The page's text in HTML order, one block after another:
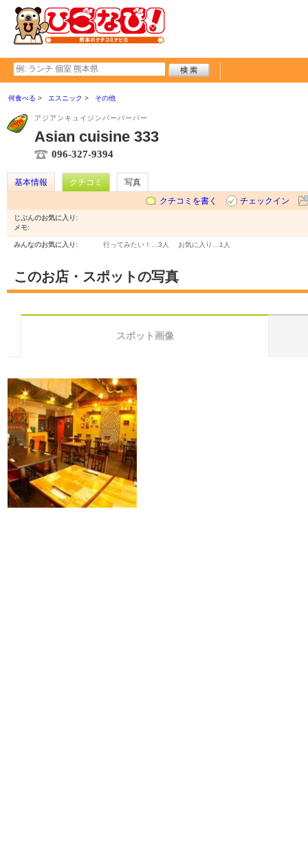
何食べる エスニック その他
アジアンキュイジンバーバーバー
Asian cuisine 333
096-327-9394
基本情報 クチコミ
写真
クチコミを書く
チェックイン
じぶんのお気に入り:
メモ:
みんなのお気に入り: 行ってみたい！… 3人 お気に入り… 1人
このお店・スポットの写真
スポット画像